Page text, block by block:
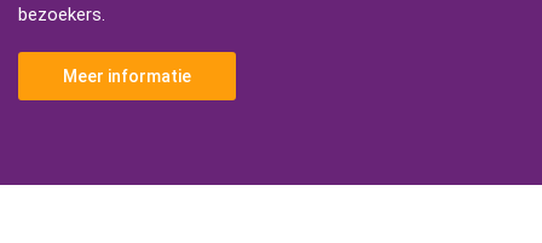
bezoekers.
Meer informatie